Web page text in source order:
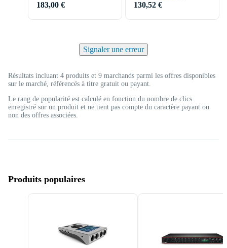
183,00 €
130,52 €
Signaler une erreur
Résultats incluant 4 produits et 9 marchands parmi les offres disponibles
sur le marché, référencés à titre gratuit ou payant.
Le rang de popularité est calculé en fonction du nombre de clics
enregistré sur un produit et ne tient pas compte du caractère payant ou
non des offres associées.
Produits populaires